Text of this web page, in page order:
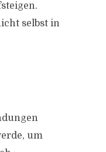
selbst in
um